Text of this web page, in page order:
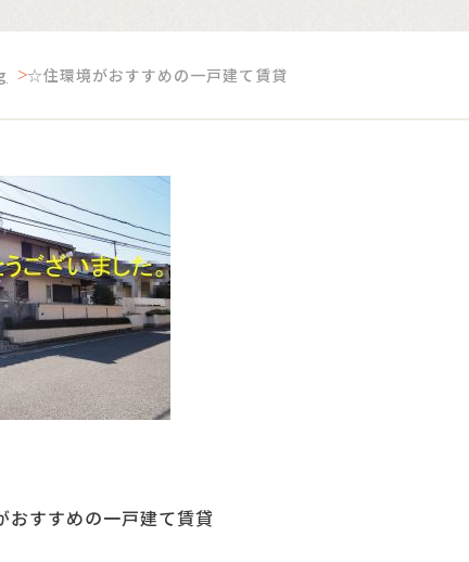
☆住環境がおすすめの一戸建て賃貸
すすめの一戸建て賃貸